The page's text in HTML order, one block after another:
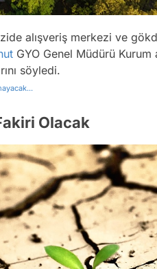
alışveriş merkezi ve
GYO Genel Müdürü
söyledi.
Olacak